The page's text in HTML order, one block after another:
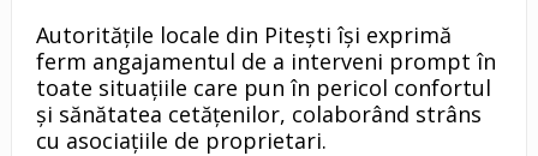
Autoritățile locale din Pitești își exprimă
ferm angajamentul de a interveni prompt în
toate situațiile care pun în pericol confortul
și sănătatea cetățenilor, colaborând strâns
cu asociațiile de proprietari.